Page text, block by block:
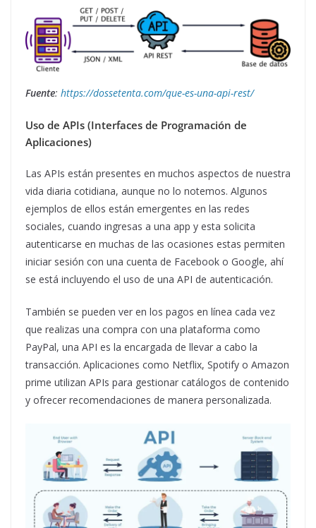
Fuente: https://dossetenta.com/que-es-una-api-rest/
Uso de APIs (Interfaces de Programación de
Aplicaciones)
Las APIs están presentes en muchos aspectos de nuestra
vida diaria cotidiana, aunque no lo notemos. Algunos
ejemplos de ellos están emergentes en las redes
sociales, cuando ingresas a una app y esta solicita
autenticarse en muchas de las ocasiones estas permiten
iniciar sesión con una cuenta de Facebook o Google, ahí
se está incluyendo el uso de una API de autenticación.
También se pueden ver en los pagos en línea cada vez
que realizas una compra con una plataforma como
PayPal, una API es la encargada de llevar a cabo la
transacción. Aplicaciones como Netflix, Spotify o Amazon
prime utilizan APIs para gestionar catálogos de contenido
y ofrecer recomendaciones de manera personalizada.